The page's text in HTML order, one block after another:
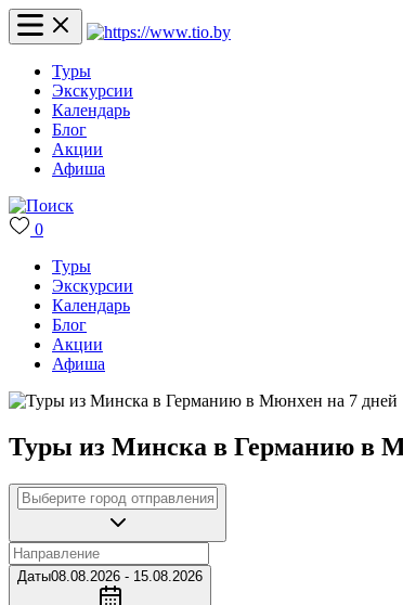
Туры
Экскурсии
Календарь
Блог
Акции
Афиша
0
Туры
Экскурсии
Календарь
Блог
Акции
Афиша
Туры из Минска в Германию в
Даты08.08.2026 - 15.08.2026